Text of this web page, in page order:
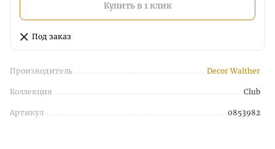
Купить в 1 клик
Под заказ
Производитель Decor Walther
Коллекция Club
Артикул 0853982